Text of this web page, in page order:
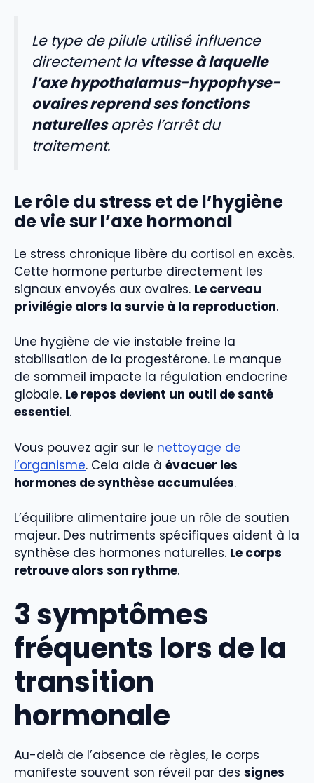
Le type de pilule utilisé influence
directement la vitesse à laquelle
l’axe hypothalamus-hypophyse-
ovaires reprend ses fonctions
naturellesaprès l’arrêt du
traitement.
Le rôle du stress et de l’hygiène
de vie sur l’axe hormonal
Le stress chronique libère du cortisol en excès.
Cette hormone perturbe directement les
signaux envoyés aux ovaires. Le cerveau
privilégie alors la survie à la reproduction.
Une hygiène de vie instable freine la
stabilisation de la progestérone. Le manque
de sommeil impacte la régulation endocrine
globale. Le repos devient un outil de santé
essentiel.
Vous pouvez agir sur le nettoyage de
l’organisme. Cela aide à évacuer les
hormones de synthèse accumulées.
L’équilibre alimentaire joue un rôle de soutien
majeur. Des nutriments spécifiques aident à la
synthèse des hormones naturelles. Le corps
retrouve alors son rythme.
3 symptômes
fréquents lors de la
transition
hormonale
Au-delà de l’absence de règles, le corps
manifeste souvent son réveil par des signes